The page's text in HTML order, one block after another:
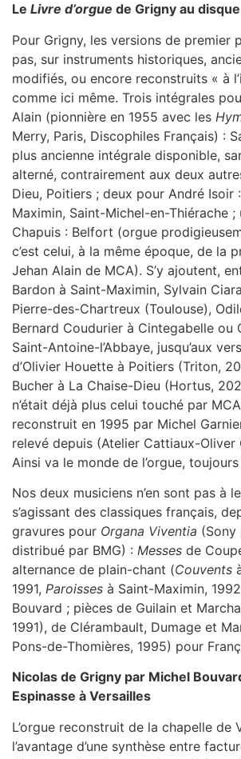
Le Livre d’orgue de Grigny au disque
Pour Grigny, les versions de premier
pas, sur instruments historiques,
modifiés, ou encore reconstruits « à
comme ici même. Trois intégrales
Alain (pionnière en 1955 avec les
Merry, Paris, Discophiles Français) :
plus ancienne intégrale disponible,
alterné, contrairement aux deux
Dieu, Poitiers ; deux pour André Isoir
Maximin, Saint-Michel-en-Thiérache ;
Chapuis : Belfort (orgue
c’est celui, à la même époque, de la
Jehan Alain de MCA). S’y ajoutent,
Bardon à Saint-Maximin, Sylvain
Pierre-des-Chartreux (Toulouse),
Bernard Coudurier à Cintegabelle ou
Saint-Antoine-l’Abbaye, jusqu’aux
d’Olivier Houette à Poitiers (Triton,
Bucher à La Chaise-Dieu (Hortus,
n’était déjà plus celui touché par
reconstruit en 1995 par Michel
relevé depuis (Atelier Cattiaux-Oliver
Ainsi va le monde de l’orgue,
Nos deux musiciens n’en sont pas à
s’agissant des classiques français,
gravures pour Organa Viventia (Sony
distribué par BMG) : Messes de
alternance de plain-chant (Couvents
1991, Paroisses à Saint-Maximin,
Bouvard ; pièces de Guilain et
1991), de Clérambault, Dumage et
Pons-de-Thomières, 1995) pour
Nicolas de Grigny par Michel
Espinasse à Versailles
L’orgue reconstruit de la chapelle de
l’avantage d’une synthèse entre